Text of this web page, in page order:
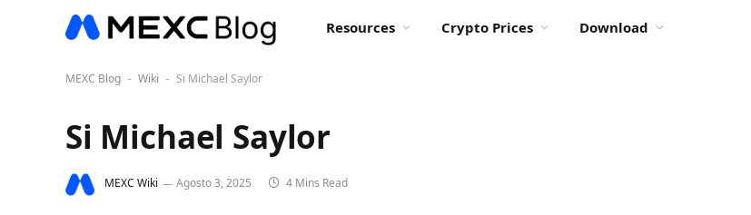
Resources Crypto Prices Download
MEXC Blog - Wiki - Si Michael Saylor
Si Michael Saylor
MEXC Wiki Agosto 3, 2025 4 Mins Read